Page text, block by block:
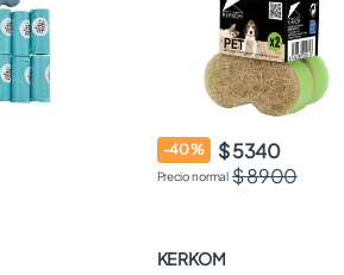
-40%
$ 5340
$ 8900
KERKOM